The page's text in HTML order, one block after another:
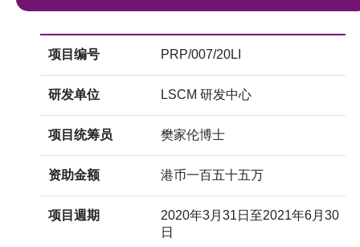
项目编号 PRP/007/20LI
研发单位 LSCM 研发中心
项目统筹员 樊家伦博士
资助金额 港币一百五十五万
项目週期
2020年3月31日至2021年6月30
日